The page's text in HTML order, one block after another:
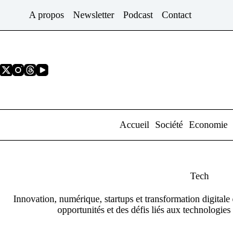
A propos Newsletter Podcast Contact
Accueil Société Economie
Tech
Innovation, numérique, startups et transformation
opportunités et des défis liés aux